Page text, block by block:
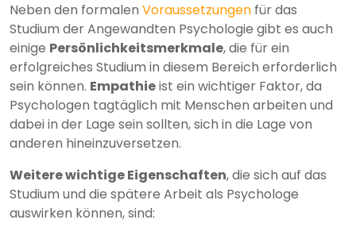
Neben den formalen Voraussetzungen für das
Studium der Angewandten Psychologie gibt es auch
einige Persönlichkeitsmerkmale, die für ein
erfolgreiches Studium in diesem Bereich erforderlich
sein können. Empathieist ein wichtiger Faktor, da
Psychologen tagtäglich mit Menschen arbeiten und
dabei in der Lage sein sollten, sich in die Lage von
anderen hineinzuversetzen.
Weitere wichtige Eigenschaften, die sich auf das
Studium und die spätere Arbeit als Psychologe
auswirken können, sind: